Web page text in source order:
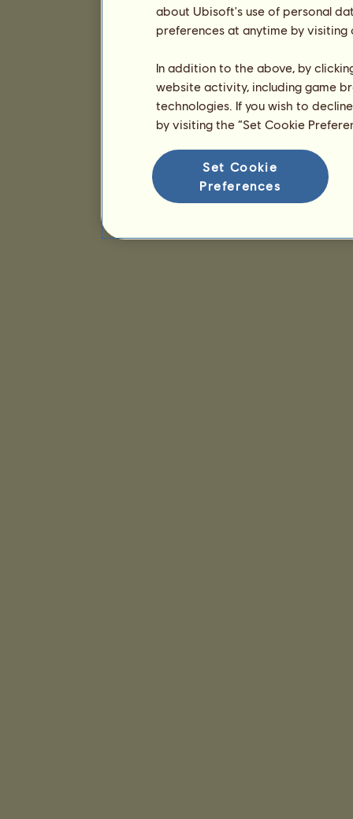
about Ubisoft's use of personal
preferences at anytime by
In addition to the above, by
website activity, including game
technologies. If you wish to
by visiting the “Set Cookie
Set Cookie
Preferences